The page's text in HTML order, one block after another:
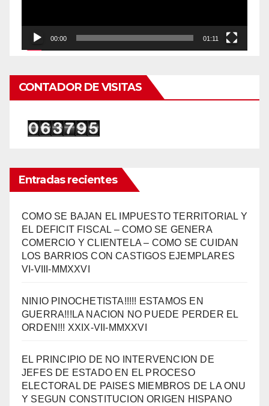
00:00 01:11
CONTADOR DE VISITAS
Entradas recientes
COMO SE BAJAN EL IMPUESTO TERRITORIAL Y
EL DEFICIT FISCAL – COMO SE GENERA
COMERCIO Y CLIENTELA – COMO SE CUIDAN
LOS BARRIOS CON CASTIGOS EJEMPLARES
VI-VIII-MMXXVI
NINIO PINOCHETISTA!!!!! ESTAMOS EN
GUERRA!!!LA NACION NO PUEDE PERDER EL
ORDEN!!! XXIX-VII-MMXXVI
EL PRINCIPIO DE NO INTERVENCION DE
JEFES DE ESTADO EN EL PROCESO
ELECTORAL DE PAISES MIEMBROS DE LA ONU
Y SEGUN CONSTITUCION ORIGEN HISPANO